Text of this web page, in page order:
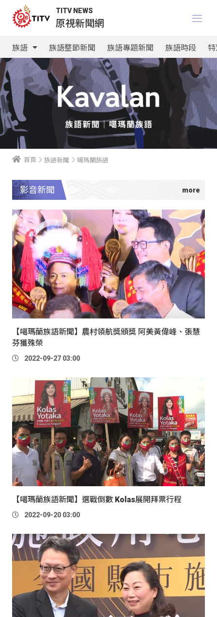
TITV NEWS
原視新聞網
族語 族語整節新聞 族語專題新聞 族語時段
首頁 族語新聞 噶瑪蘭族語
影音新聞
【噶瑪蘭族語新聞】農村領航獎頒獎 阿美黃偉峰、張慧
芬獲殊榮
2022-09-27 03:00
【噶瑪蘭族語新聞】選戰倒數 Kolas展開拜票行程
2022-09-20 03:00